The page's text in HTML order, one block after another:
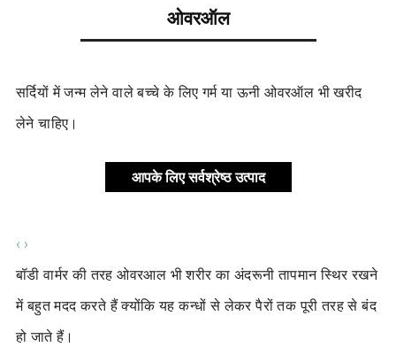
ओवरऑल
सर्दियों में जन्म लेने वाले बच्चे के लिए गर्म या ऊनी ओवरऑल भी खरीद
लेने चाहिए।
आपके लिए सर्वश्रेष्ठ उत्पाद
‹ ›
बॉडी वार्मर की तरह ओवरआल भी शरीर का अंदरूनी तापमान स्थिर रखने
में बहुत मदद करते हैं क्योंकि यह कन्धों से लेकर पैरों तक पूरी तरह से बंद
हो जाते हैं।